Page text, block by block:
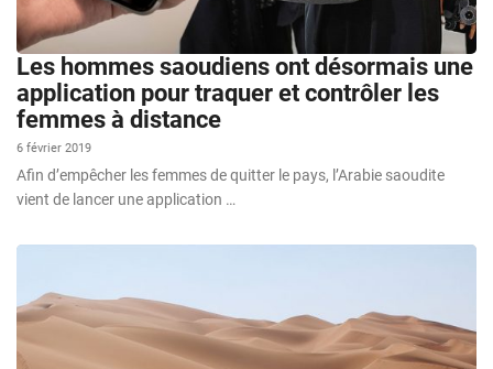
Les hommes saoudiens ont désormais une
application pour traquer et contrôler les
femmes à distance
6 février 2019
Afin d’empêcher les femmes de quitter le pays, l’Arabie saoudite
vient de lancer une application …